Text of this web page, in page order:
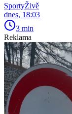
SportyŽivě
dnes, 18:03
3 min
Reklama